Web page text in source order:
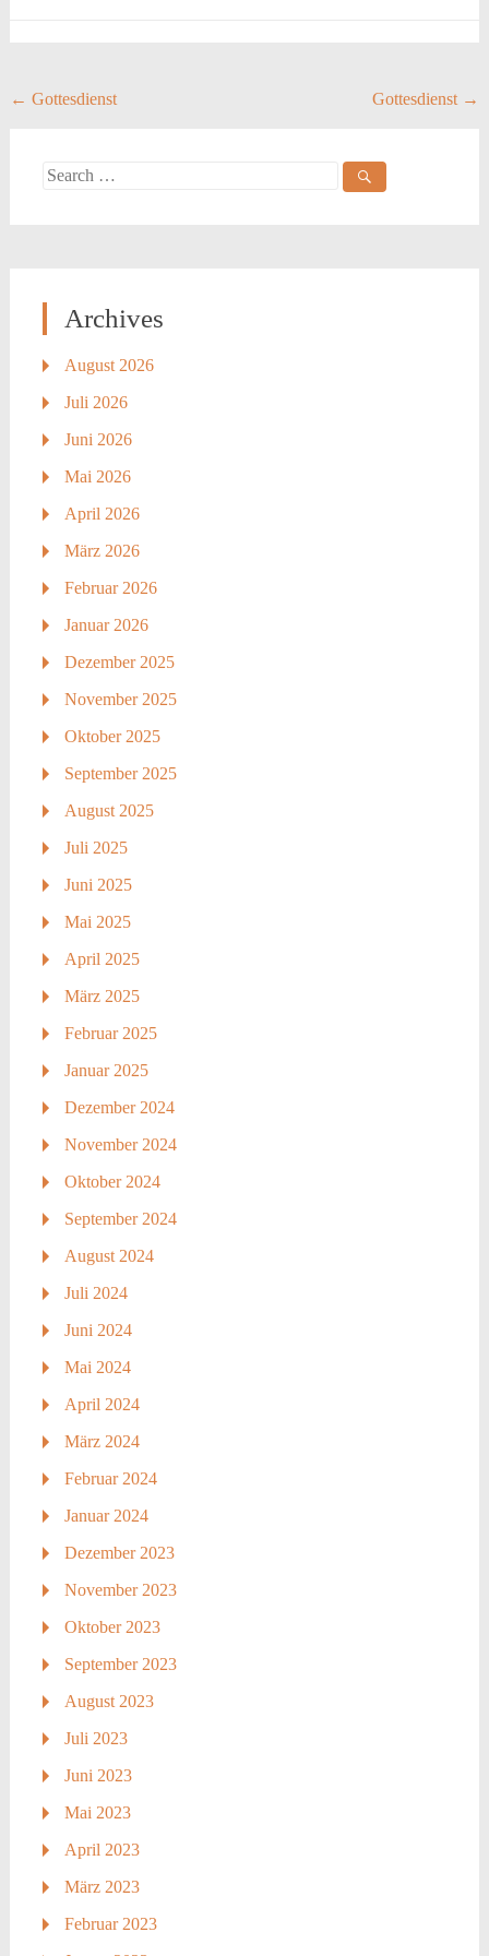
Post
← Gottesdienst Gottesdienst →
Search
Archives
August 2026
Juli 2026
Juni 2026
Mai 2026
April 2026
März 2026
Februar 2026
Januar 2026
Dezember 2025
November 2025
Oktober 2025
September 2025
August 2025
Juli 2025
Juni 2025
Mai 2025
April 2025
März 2025
Februar 2025
Januar 2025
Dezember 2024
November 2024
Oktober 2024
September 2024
August 2024
Juli 2024
Juni 2024
Mai 2024
April 2024
März 2024
Februar 2024
Januar 2024
Dezember 2023
November 2023
Oktober 2023
September 2023
August 2023
Juli 2023
Juni 2023
Mai 2023
April 2023
März 2023
Februar 2023